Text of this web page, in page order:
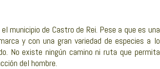
municipio de Castro de Rei. Pese a que es una
y con una gran variedad de especies a lo
No existe ningún camino ni ruta que permita
del hombre.